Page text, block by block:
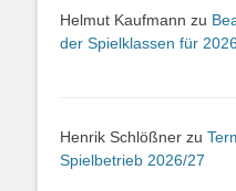
Helmut Kaufmann zu
der Spielklassen für
Henrik Schlößner zu
Spielbetrieb 2026/27